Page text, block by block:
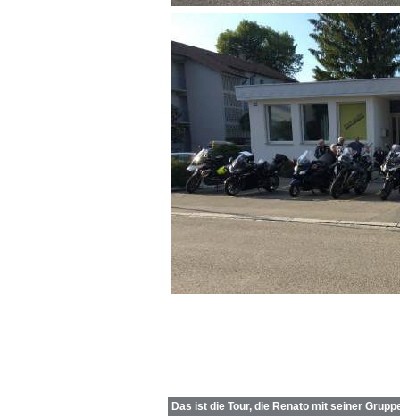
Das ist die Tour, die Renato mit seiner